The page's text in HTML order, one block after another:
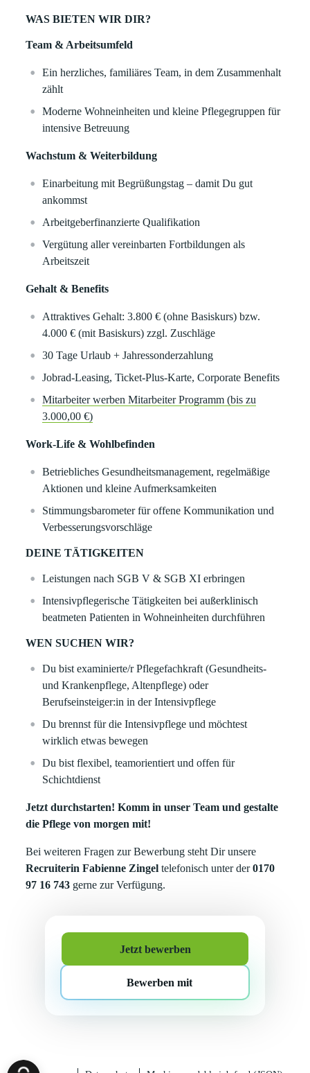
WAS BIETEN WIR DIR?
Team & Arbeitsumfeld
Ein herzliches, familiäres Team, in dem Zusammenhalt
zählt
Moderne Wohneinheiten und kleine Pflegegruppen für
intensive Betreuung
Wachstum & Weiterbildung
Einarbeitung mit Begrüßungstag – damit Du gut
ankommst
Arbeitgeberfinanzierte Qualifikation
Vergütung aller vereinbarten Fortbildungen als
Arbeitszeit
Gehalt & Benefits
Attraktives Gehalt: 3.800 € (ohne Basiskurs) bzw.
4.000 € (mit Basiskurs) zzgl. Zuschläge
30 Tage Urlaub + Jahressonderzahlung
Jobrad-Leasing, Ticket-Plus-Karte, Corporate Benefits
Mitarbeiter werben Mitarbeiter Programm (bis zu
3.000,00 €)
Work-Life & Wohlbefinden
Betriebliches Gesundheitsmanagement, regelmäßige
Aktionen und kleine Aufmerksamkeiten
Stimmungsbarometer für offene Kommunikation und
Verbesserungsvorschläge
DEINE TÄTIGKEITEN
Leistungen nach SGB V & SGB XI erbringen
Intensivpflegerische Tätigkeiten bei außerklinisch
beatmeten Patienten in Wohneinheiten durchführen
WEN SUCHEN WIR?
Du bist examinierte/r Pflegefachkraft (Gesundheits-
und Krankenpflege, Altenpflege) oder
Berufseinsteiger:in in der Intensivpflege
Du brennst für die Intensivpflege und möchtest
wirklich etwas bewegen
Du bist flexibel, teamorientiert und offen für
Schichtdienst
Jetzt durchstarten! Komm in unser Team und gestalte
die Pflege von morgen mit!
Bei weiteren Fragen zur Bewerbung steht Dir unsere
Recruiterin Fabienne Zingel telefonisch unter der0170
97 16 743 gerne zur Verfügung.
Jetzt bewerben
Bewerben mit